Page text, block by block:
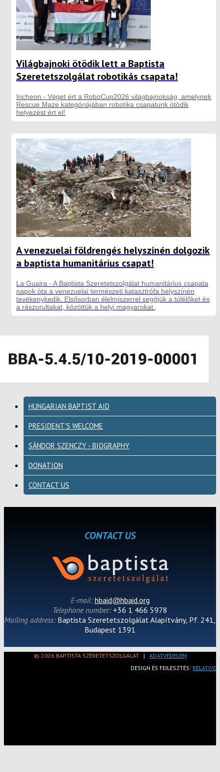
Világbajnoki ötödik lett a Baptista
Szeretetszolgálat robotikás csapata!
Incheon - Véget ért a RoboCup2026 világbajnokság, amelynek
Rescue Maze kategóriájában robotika csapatunk ötödik
helyezést ért el!
A venezuelai földrengés helyszínén dolgozik
a baptista humanitárius csapat!
La Guaira - A Baptista Szeretetszolgálat humanitárius csapata
napok óta a venezuelai természeti katasztrófa helyszínén
tevékenykedik. Elsősorban élelmiszerrel segítjük a túlélőket és
a rászorultakat, közöttük a helyi magyarokat.
HUNGARIAN BAPTIST AID
PRESIDENT'S WELCOME
SÁNDOR SZENCZY - BIOGRAPHY
DONATION
CONTACT US
CONTACT US
E-mail:hbaid@hbaid.org
Telephone number: +36 1 466 5978
Mailing address: Baptista Szeretetszolgálat Alapítvány, Pf. 241,
Budapest 1391
© 2026 BAPTISTA SZERETETSZOLGÁLAT| ADATVÉDELEM
DESIGN ÉS FEJLESZTÉS: RELATIVE